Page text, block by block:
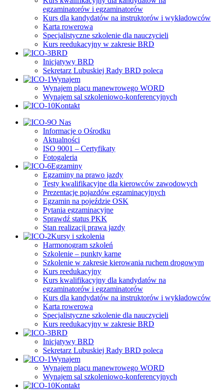
egzaminatorów i egzaminatorów
Kurs dla kandydatów na instruktorów i wykładowców
Karta rowerowa
Specjalistyczne szkolenie dla nauczycieli
Kurs reedukacyjny w zakresie BRD
BRD
Inicjatywy BRD
Sekretarz Lubuskiej Rady BRD poleca
Wynajem
Wynajem placu manewrowego WORD
Wynajem sal szkoleniowo-konferencyjnych
Kontakt
O Nas
Informacje o Ośrodku
Aktualności
ISO 9001 – Certyfikaty
Fotogaleria
Egzaminy
Egzaminy na prawo jazdy
Testy kwalifikacyjne dla kierowców zawodowych
Prezentacje pojazdów egzaminacyjnych
Egzamin na pojeździe OSK
Pytania egzaminacyjne
Sprawdź status PKK
Stan realizacji prawa jazdy
Kursy i szkolenia
Harmonogram szkoleń
Szkolenie – punkty karne
Szkolenie w zakresie kierowania ruchem drogowym
Kurs reedukacyjny
Kurs kwalifikacyjny dla kandydatów na
egzaminatorów i egzaminatorów
Kurs dla kandydatów na instruktorów i wykładowców
Karta rowerowa
Specjalistyczne szkolenie dla nauczycieli
Kurs reedukacyjny w zakresie BRD
BRD
Inicjatywy BRD
Sekretarz Lubuskiej Rady BRD poleca
Wynajem
Wynajem placu manewrowego WORD
Wynajem sal szkoleniowo-konferencyjnych
Kontakt